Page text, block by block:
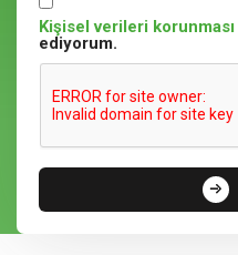
Kişisel verileri korunması
ediyorum.